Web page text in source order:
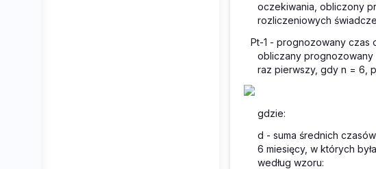
oczekiwania, obliczony
rozliczeniowych
Pt-1 - prognozowany czas
obliczany prognozowany
raz pierwszy, gdy n = 6,
gdzie:
d - suma średnich
6 miesięcy, w których
według wzoru: